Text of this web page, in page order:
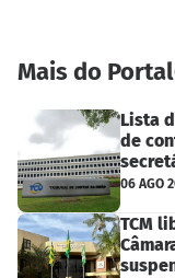
Mais do
Lista
de
06 AGO
TCM